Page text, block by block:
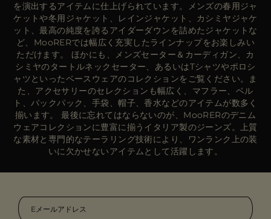
を演出するアイテムに仕上げられています。メンズの春用ジャ
ケットや冬用ジャケット、レインジャケット、カシミヤジャケ
ット、最高の純度を誇るアイダーダウンを詰めたジャケットな
ど、MooRERでは幅広く充実したラインナップをお楽しみい
ただけます。 ほかにも、メンズセーター＆カーディガン、カ
シミヤのタートルネックセーター、あるいはTシャツやポロシ
ャツといったベースウェアのコレクションをご覧ください。ま
た、アクセサリーのセレクションも幅広く、マフラー、ベル
ト、バックパック、手袋、帽子、香水などのアイテムが数多く
揃います。 最後に忘れてはならないのが、MooRERのデニム
ウェアコレクションに豊富に揃うイタリア製のジーンズ。上質
な素材と専門的なテーラリング技術により、ワンランク上の装
いに欠かせないアイテムとして活躍します。